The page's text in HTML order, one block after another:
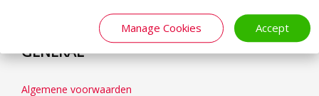
Manage Cookies Accept
GENERAL
Algemene voorwaarden